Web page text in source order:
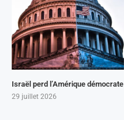
Israël perd l’Amérique démocrate
29 juillet 2026